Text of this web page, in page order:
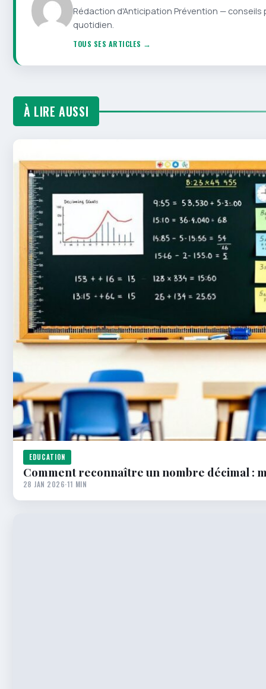
Rédaction d'Anticipation Prévention —
quotidien.
TOUS SES ARTICLES →
À LIRE AUSSI
EDUCATION
Comment reconnaître un nombre décimal :
28 JAN 2026·11 MIN